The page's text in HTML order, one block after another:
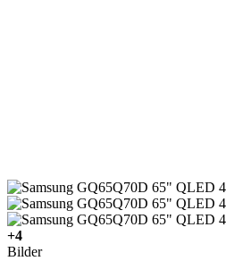
+4
Bilder